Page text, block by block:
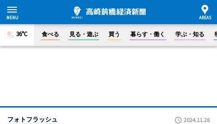
36°C 食べる 見る・遊ぶ 買う 暮らす・働く 学ぶ・知る
フォトフラッシュ 2024.11.26